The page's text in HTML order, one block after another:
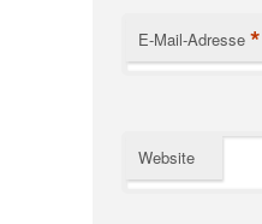
E-Mail-Adresse *
Website